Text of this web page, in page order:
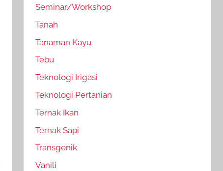
Seminar/Workshop
Tanah
Tanaman Kayu
Tebu
Teknologi Irigasi
Teknologi Pertanian
Ternak Ikan
Ternak Sapi
Transgenik
Vanili